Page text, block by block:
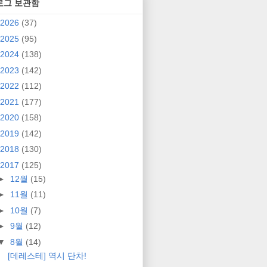
그 보관함
2026 (37)
2025 (95)
2024 (138)
2023 (142)
2022 (112)
2021 (177)
2020 (158)
2019 (142)
2018 (130)
2017 (125)
12월 (15)
11월 (11)
10월 (7)
9월 (12)
8월 (14)
[데레스테] 역시 단차!